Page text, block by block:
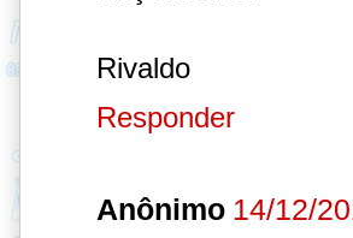
Rivaldo
Responder
Anônimo 14/12/